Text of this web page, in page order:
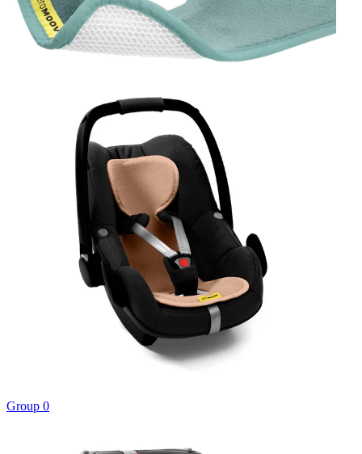
Group 0